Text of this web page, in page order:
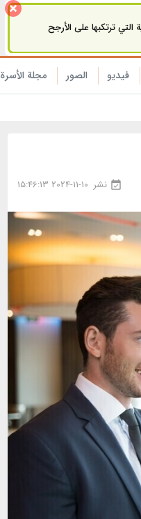
التي ترتكبها على الأرجح
فیدیو الصور مجلة الأسرة
نشر 2024-11-10 15:46:13